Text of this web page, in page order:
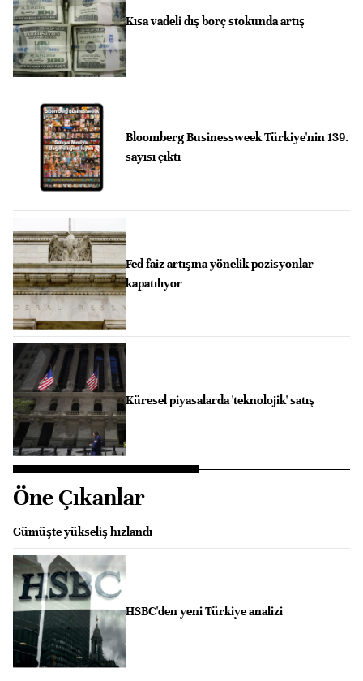
Kısa vadeli dış borç stokunda artış
Bloomberg Businessweek Türkiye'nin 139.
sayısı çıktı
Fed faiz artışına yönelik pozisyonlar
kapatılıyor
Küresel piyasalarda 'teknolojik' satış
Öne Çıkanlar
Gümüşte yükseliş hızlandı
HSBC'den yeni Türkiye analizi